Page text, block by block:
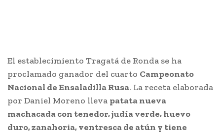
El establecimiento Tragatá de Ronda se ha
proclamado ganador del cuarto Campeonato
Nacional de Ensaladilla Rusa. La receta elaborada
por Daniel Moreno lleva patata nueva
machacada con tenedor, judía verde, huevo
duro, zanahoria, ventresca de atún y tiene